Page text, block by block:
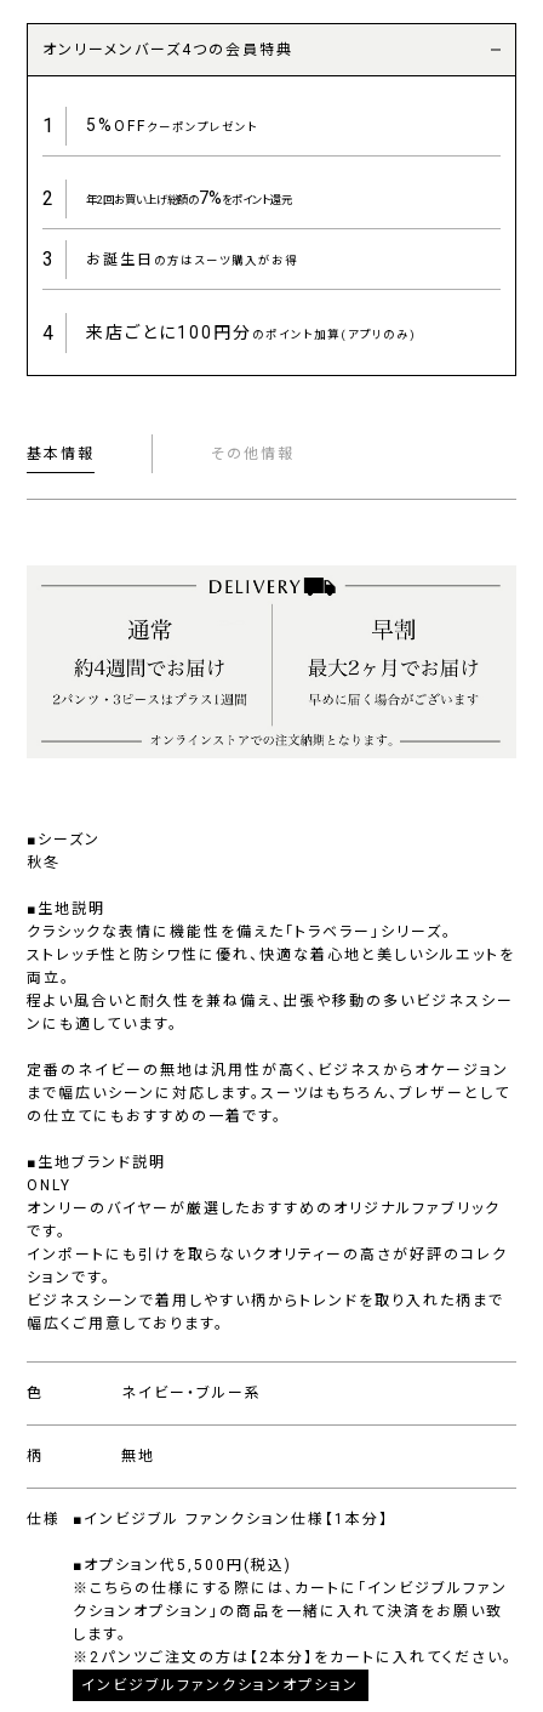
オンリーメンバーズ4つの会員特典
1 5%OFFクーポンプレゼント
2 年2回お買い上げ総額の7%をポイント還元
3 お誕生日 の方はスーツ購入がお得
4 来店ごとに100円分 のポイント加算(アプリのみ)
基本情報 その他情報
■シーズン
秋冬
■生地説明
クラシックな表情に機能性を備えた「トラベラー」シリーズ。
ストレッチ性と防シワ性に優れ、快適な着心地と美しいシルエットを
両立。
程よい風合いと耐久性を兼ね備え、出張や移動の多いビジネスシー
ンにも適しています。
定番のネイビーの無地は汎用性が高く、ビジネスからオケージョン
まで幅広いシーンに対応します。スーツはもちろん、ブレザーとして
の仕立てにもおすすめの一着です。
■生地ブランド説明
ONLY
オンリーのバイヤーが厳選したおすすめのオリジナルファブリック
です。
インポートにも引けを取らないクオリティーの高さが好評のコレク
ションです。
ビジネスシーンで着用しやすい柄からトレンドを取り入れた柄まで
幅広くご用意しております。
色 ネイビー・ブルー系
柄 無地
仕様 ■インビジブル ファンクション仕様【1本分】
■オプション代5,500円(税込)
※こちらの仕様にする際には、カートに「インビジブルファン
クションオプション」の商品を一緒に入れて決済をお願い致
します。
※2パンツご注文の方は【2本分】をカートに入れてください。
インビジブルファンクションオプション